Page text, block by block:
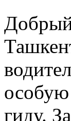
Добрый
гиду.